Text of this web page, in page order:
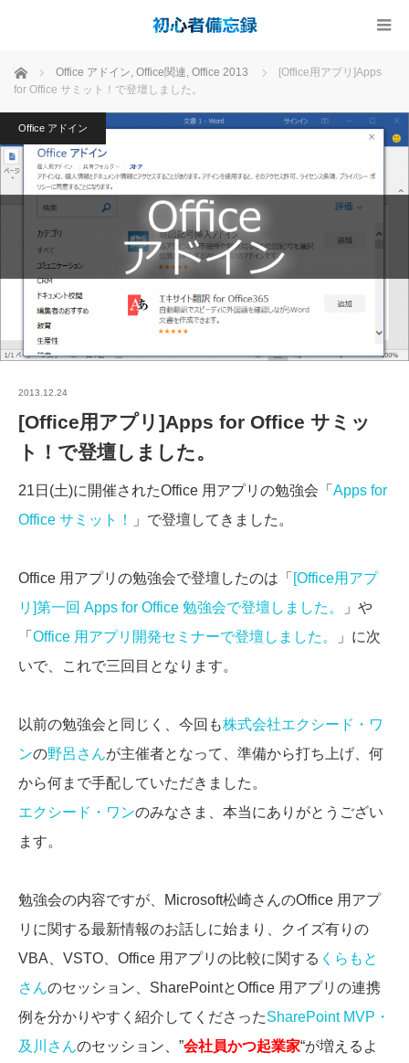
ホーム Office アドイン, Office関連, Office 2013
[Office用アプリ]Apps
for Office サミット！で登壇しました。
Office アドイン
2013.12.24
[Office用アプリ]Apps for Office サミッ
ト！で登壇しました。
21日(土)に開催されたOffice 用アプリの勉強会「 Apps for
Office サミット！
」で登壇してきました。
Office 用アプリの勉強会で登壇したのは「 [Office用アプ
リ]第一回 Apps for Office 勉強会で登壇しました。
」や
「 Office 用アプリ開発セミナーで登壇しました。
」に次
いで、これで三回目となります。
以前の勉強会と同じく、今回も株式会社エクシード・ワ
ンの野呂さんが主催者となって、準備から打ち上げ、何
から何まで手配していただきました。
エクシード・ワンのみなさま、本当にありがとうござい
ます。
勉強会の内容ですが、Microsoft松崎さんのOffice 用アプ
リに関する最新情報のお話しに始まり、クイズ有りの
VBA、VSTO、Office 用アプリの比較に関する くらもと
さんのセッション、SharePointとOffice 用アプリの連携
例を分かりやすく紹介してくださったSharePoint MVP・
及川さんのセッション、”会社員かつ起業家“が増えるよ